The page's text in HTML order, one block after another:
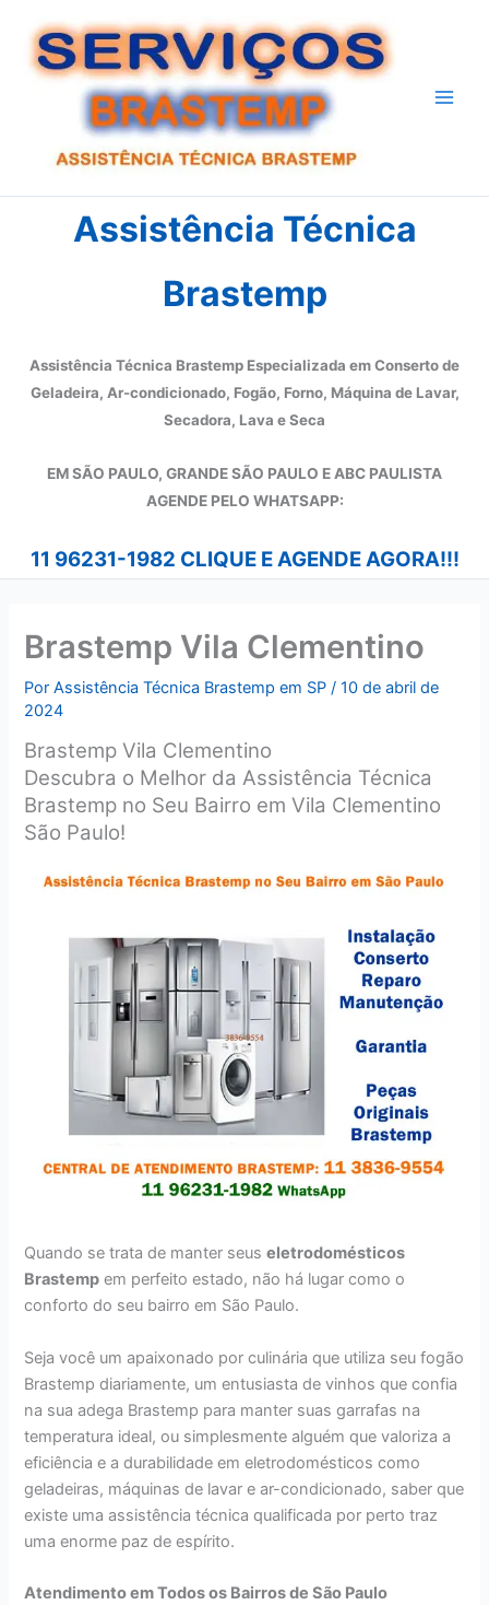
para
Assistência Técnica
Brastemp
Assistência Técnica Brastemp Especializada em Conserto de
Geladeira, Ar-condicionado, Fogão, Forno, Máquina de Lavar,
Secadora, Lava e Seca
EM SÃO PAULO, GRANDE SÃO PAULO E ABC PAULISTA
AGENDE PELO WHATSAPP:
11 96231-1982 CLIQUE E AGENDE AGORA!!!
Brastemp Vila Clementino
PorAssistência Técnica Brastemp em SP /10 de abril de
2024
Brastemp Vila Clementino
Descubra o Melhor da Assistência Técnica
Brastemp no Seu Bairro em Vila Clementino
São Paulo!
Quando se trata de manter seuseletrodomésticos
Brastemp em perfeito estado, não há lugar como o
conforto do seu bairro em São Paulo.
Seja você um apaixonado por culinária que utiliza seu fogão
Brastemp diariamente, um entusiasta de vinhos que confia
na sua adega Brastemp para manter suas garrafas na
temperatura ideal, ou simplesmente alguém que valoriza a
eficiência e a durabilidade em eletrodomésticos como
geladeiras, máquinas de lavar e ar-condicionado, saber que
existe uma assistência técnica qualificada por perto traz
uma enorme paz de espírito.
Atendimento em Todos os Bairros de São Paulo